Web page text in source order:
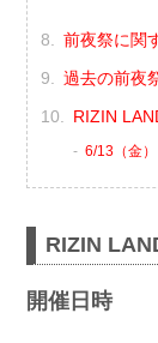
前夜祭に関
過去の前夜
RIZIN
6/13（金
RIZIN
開催日時